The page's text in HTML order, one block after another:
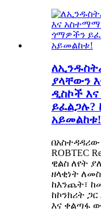
ያላቸውን
ዲስኮች
ይፈልጋሉ?
አይመልከቱ!
በአስተዳዳሪው
ROBTEC
ዊልስ ለየት
ዘላቂነት
ከእንጨት፣
ከኮንክሪት
እና ቀልጣፋ